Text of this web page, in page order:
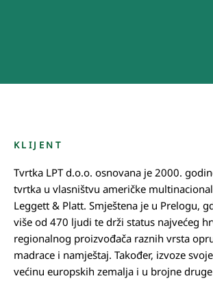
KLIJENT
Tvrtka LPT d.o.o. osnovana je 2000.
tvrtka u vlasništvu američke
Leggett & Platt. Smještena je u Prelogu,
više od 470 ljudi te drži status najvećeg
regionalnog proizvođača raznih vrsta
madrace i namještaj. Također, izvoze
većinu europskih zemalja i u brojne